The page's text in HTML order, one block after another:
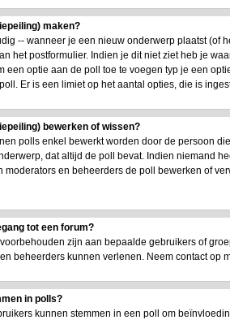
maken?
-- wanneer je een nieuw onderwerp plaatst (of
het postformulier. Indien je dit niet ziet heb je
een optie aan de poll toe te voegen typ je een
Er is een limiet op het aantal opties, die is
bewerken of wissen?
polls enkel bewerkt worden door de persoon
dat altijd de poll bevat. Indien niemand
moderators en beheerders de poll bewerken of
tot een forum?
zijn aan bepaalde gebruikers of
beheerders kunnen verlenen. Neem contact op
in polls?
kunnen stemmen in een poll om